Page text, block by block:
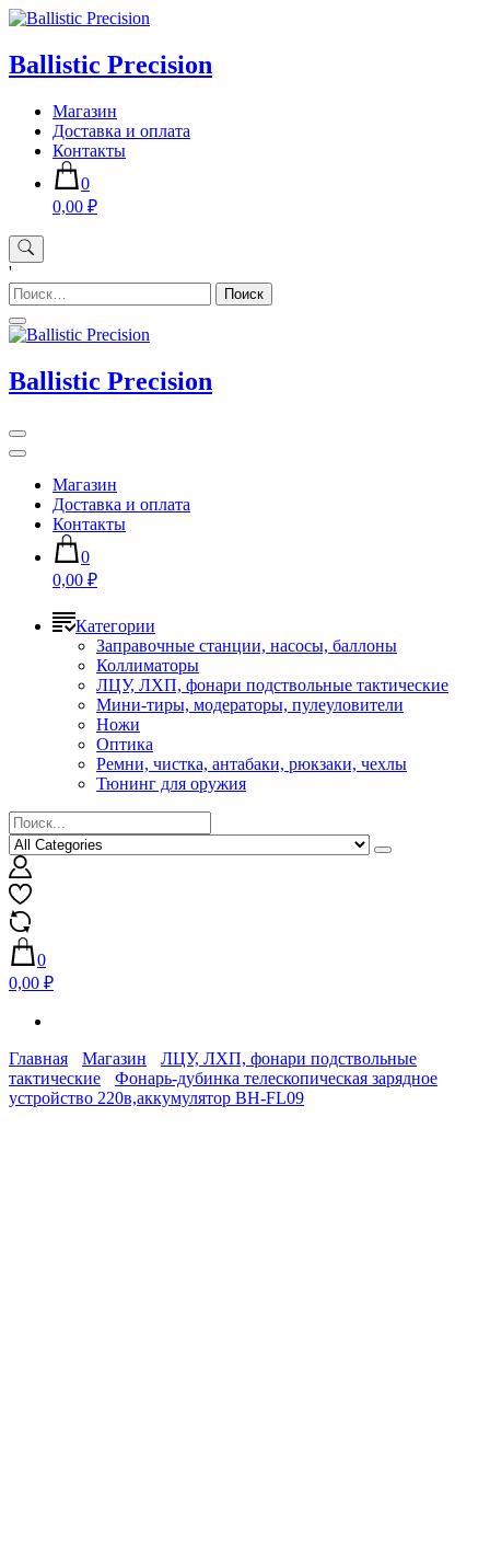
Skip
content
Ballistic Precision
Магазин
Доставка и оплата
Контакты
0
0,00 ₽
'
Найти:
Ballistic Precision
Магазин
Доставка и оплата
Контакты
0
0,00 ₽
Категории
Заправочные станции, насосы, баллоны
Коллиматоры
ЛЦУ, ЛХП, фонари подствольные тактические
Мини-тиры, модераторы, пулеуловители
Ножи
Оптика
Ремни, чистка, антабаки, рюкзаки, чехлы
Тюнинг для оружия
0
0,00 ₽
Главная Магазин
ЛЦУ, ЛХП, фонари подствольные
тактические
Фонарь-дубинка телескопическая зарядное
устройство 220в,аккумулятор BH-FL09